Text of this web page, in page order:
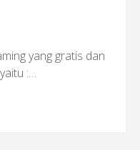
yang gratis dan
:…